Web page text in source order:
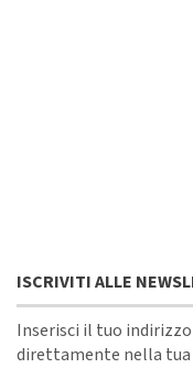
ISCRIVITI ALLE
Inserisci il tuo
direttamente nella